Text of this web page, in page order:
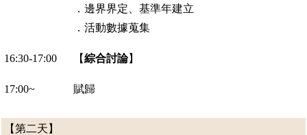
．邊界界定、基準年建立
．活動數據蒐集
16:30-17:00 【綜合討論】
17:00~ 賦歸
【第二天】